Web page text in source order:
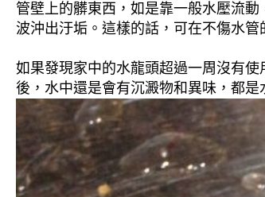
管壁上的髒東西，如是靠一般水壓流
波沖出汙垢。這樣的話，可在不傷水管
如果發現家中的水龍頭超過一周沒有
後，水中還是會有沉澱物和異味，都